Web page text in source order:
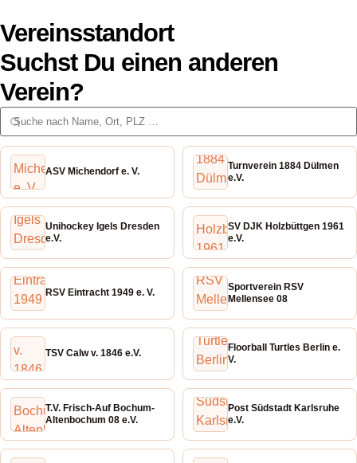
Vereinsstandort
Suchst Du einen anderen
Verein?
ASV Michendorf e. V.
Turnverein 1884 Dülmen
e.V.
Unihockey Igels Dresden
e.V.
SV DJK Holzbüttgen 1961
e.V.
RSV Eintracht 1949 e. V.
Sportverein RSV
Mellensee 08
TSV Calw v. 1846 e.V.
Floorball Turtles Berlin e.
V.
T.V. Frisch-Auf Bochum-
Altenbochum 08 e.V.
Post Südstadt Karlsruhe
e.V.